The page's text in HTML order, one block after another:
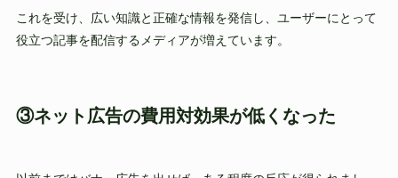
これを受け、広い知識と正確な情報を発信し、ユーザーにとって
役立つ記事を配信するメディアが増えています。
③ネット広告の費用対効果が低くなった